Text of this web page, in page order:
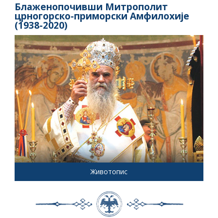
Блаженопочивши Митрополит
црногорско-приморски Амфилохије
(1938-2020)
Животопис